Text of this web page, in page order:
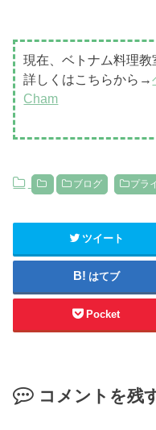
現在、ベトナム料理
詳しくはこちらから→
Cham
ブログ プラ
ツイート
はてブ
Pocket
コメントを残